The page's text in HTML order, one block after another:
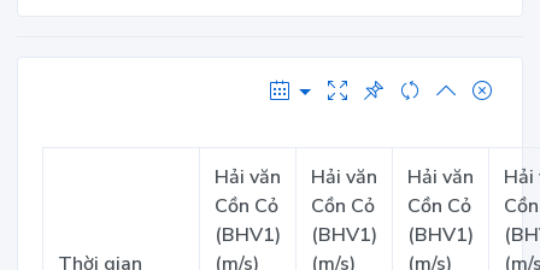
Thời gian
Hải văn
Cồn Cỏ
(BHV1)
(m/s)
Hải văn
Cồn Cỏ
(BHV1)
(m/s)
Hải văn
Cồn Cỏ
(BHV1)
(m/s)
Hải
(m/